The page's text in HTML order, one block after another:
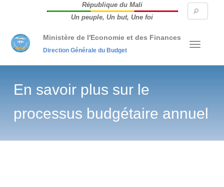
République du Mali
Un peuple, Un but, Une foi
form
Ministère de l'Economie et des Finances
Direction Générale du Budget
En savoir plus sur le
processus budgétaire annuel